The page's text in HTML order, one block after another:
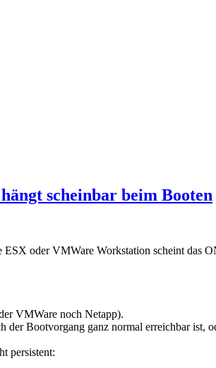
scheinbar beim Booten
oder VMWare Workstation scheint das
VMWare noch Netapp).
der Bootvorgang ganz normal erreichbar
persistent: